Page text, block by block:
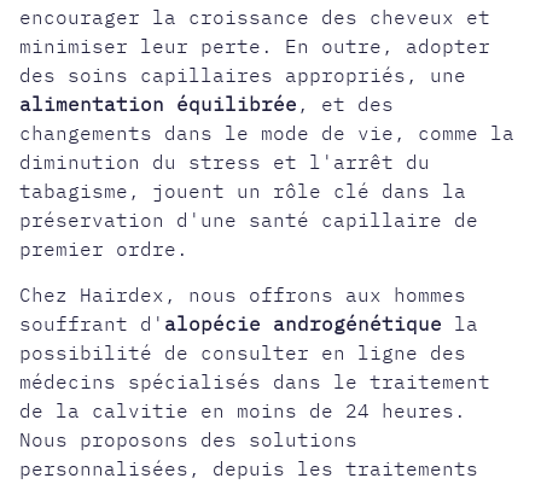
encourager la croissance des cheveux et
minimiser leur perte. En outre, adopter
des soins capillaires appropriés, une
alimentation équilibrée , et des
changements dans le mode de vie, comme la
diminution du stress et l'arrêt du
tabagisme, jouent un rôle clé dans la
préservation d'une santé capillaire de
premier ordre.
Chez Hairdex, nous offrons aux hommes
souffrant d' alopécie androgénétique la
possibilité de consulter en ligne des
médecins spécialisés dans le traitement
de la calvitie en moins de 24 heures.
Nous proposons des solutions
personnalisées, depuis les traitements